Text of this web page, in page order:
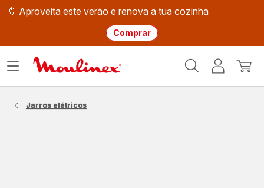
🍦 Aproveita este verão e renova a tua cozinha
Comprar
Moulinex
O
Abrir
Jarros elétricos